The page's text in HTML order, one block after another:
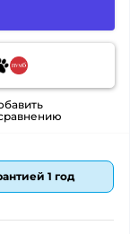
1 год